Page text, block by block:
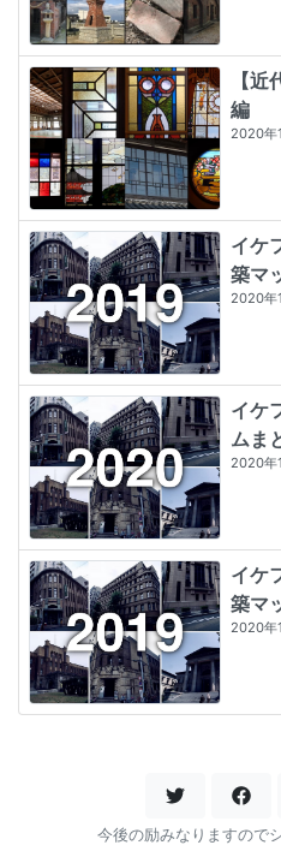
【
編
2020年
イケ
築マ
2020年
イケ
ムま
2020年
イケ
築マ
2020年
今後の励みなりますので